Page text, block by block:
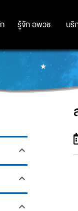
รู้จัก อพวช. บริ
รู้จัก อพวช. บริ